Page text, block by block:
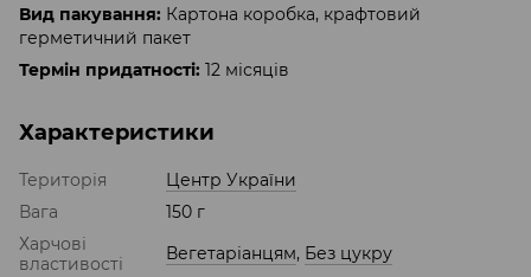
Вид пакування: Картона коробка, крафтовий
герметичний пакет
Термін придатності: 12 місяців
Характеристики
Територія
Центр України
Вага
150 г
Харчові
властивості
Вегетаріанцям, Без цукру